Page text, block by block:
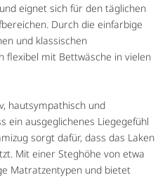
eignet sich für den täglichen
Durch die einfarbige
und klassischen
flexibel mit Bettwäsche in vielen
hautsympathisch und
ein ausgeglichenes Liegegefühl
sorgt dafür, dass das Laken
Mit einer Steghöhe von etwa
Matratzentypen und bietet